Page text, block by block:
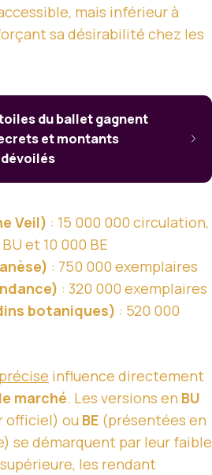
mais inférieur à
sa désirabilité chez les
du ballet gagnent
et montants
Veil) : 15 000 000 circulation,
et 10 000 BE
: 750 000 exemplaires
: 320 000 exemplaires
botaniques) : 520 000
influence directement
marché. Les versions en BU
officiel) ou BE (présentées en
se démarquent par leur faible
les rendant